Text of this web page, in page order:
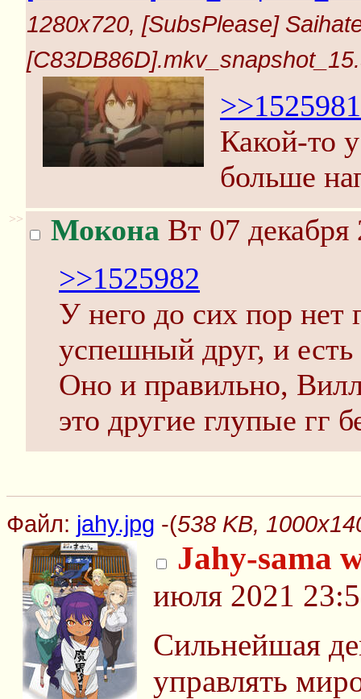
1280x720, [SubsPlease]
>>1525981
Какой-то
больше
>> Мокона Вт 07
>>1525982
У него до сих пор нет
успешный друг, и есть
Оно и правильно,
это другие глупые гг
Файл: jahy.jpg -(538 KB,
Jahy-sama
июля 2021
Сильнейшая
управлять